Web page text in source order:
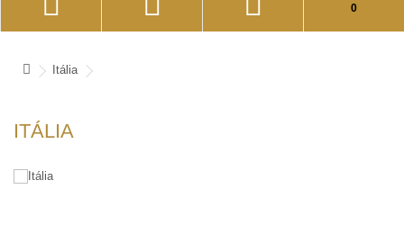
CONTA DE CLIENTE
ENTRAR (LOGIN)
REGISTE-SE
0
Itália
ITÁLIA